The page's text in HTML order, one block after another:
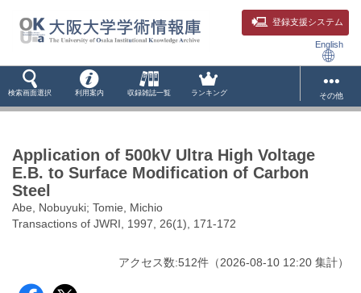
登録支援システム
English
検索画面選択 利用案内 収録雑誌一覧 ランキング その他
Application of 500kV Ultra High Voltage
E.B. to Surface Modification of Carbon
Steel
Abe, Nobuyuki; Tomie, Michio
Transactions of JWRI, 1997, 26(1), 171-172
アクセス数:512件 （2026-08-10 12:20 集計）